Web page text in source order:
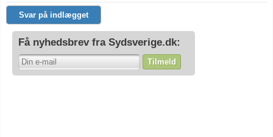
Svar på indlægget
Få nyhedsbrev fra Sydsverige.dk:
Tilmeld